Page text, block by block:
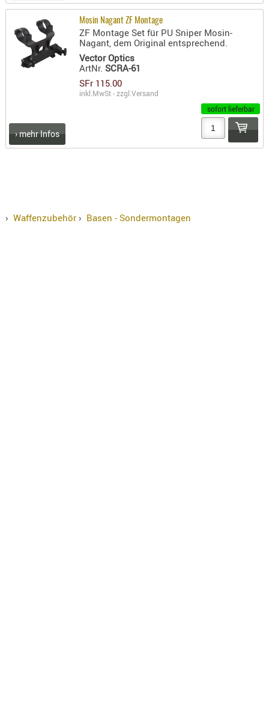
ZF-
Mosin Nagant ZF Montage
ZF Montage Set für PU Sniper Mosin-
Nagant, dem Original entsprechend.
Vector Optics
ArtNr.SCRA-61
SFr 115.00
inkl.MwSt - zzgl.Versand
sofort lieferbar
› mehr Infos
› Waffenzubehör› Basen - Sondermontagen